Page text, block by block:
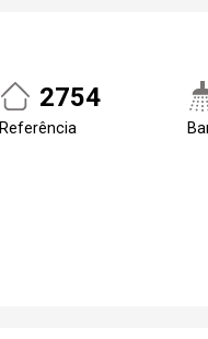
2754
Referência